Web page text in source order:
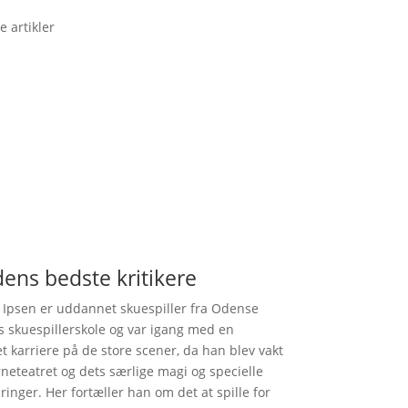
artikler
bedste kritikere
er uddannet skuespiller fra Odense
skuespillerskole og var igang med en
karriere på de store scener, da han blev vakt
og dets særlige magi og specielle
Her fortæller han om det at spille for